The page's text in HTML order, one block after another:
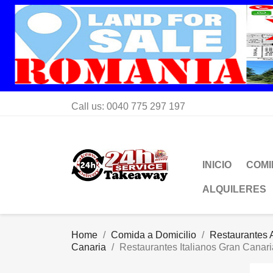
Call us: 0040 775 297 197
INICIO
ALQUILERES
Home Comida a Domicilio Restaurantes
Canaria
Restaurantes Italianos Gran